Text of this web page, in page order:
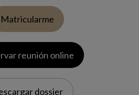
Matricularme
reunión online
dossier